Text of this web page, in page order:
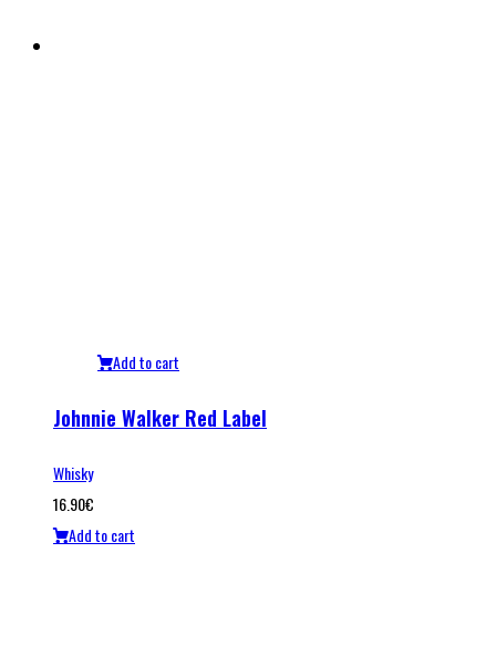
Add to cart
Johnnie Walker Red Label
Whisky
16.90€
Add to cart